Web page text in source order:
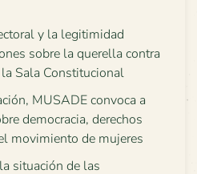
y la legitimidad
sobre la querella contra
Sala Constitucional
MUSADE convoca a
democracia, derechos
movimiento de mujeres
situación de las